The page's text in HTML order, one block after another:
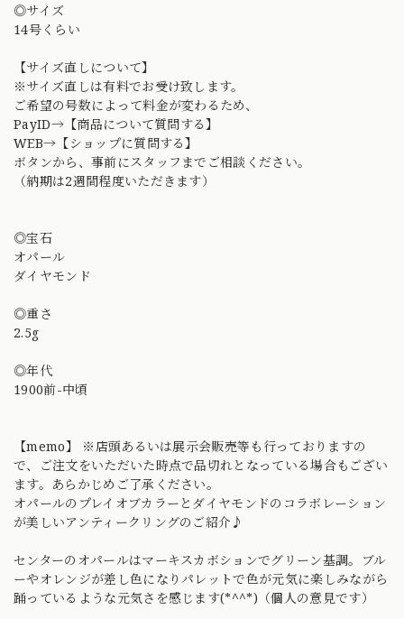
◎サイズ
14号くらい
【サイズ直しについて】
※サイズ直しは有料でお受け致します。
ご希望の号数によって料金が変わるため、
PayID→【商品について質問する】
WEB→【ショップに質問する】
ボタンから、事前にスタッフまでご相談ください。
（納期は2週間程度いただきます）
◎宝石
オパール
ダイヤモンド
◎重さ
2.5g
◎年代
1900前-中頃
【memo】 ※店頭あるいは展示会販売等も行っておりますの
で、ご注文をいただいた時点で品切れとなっている場合もござい
ます。あらかじめご了承ください。
オパールのプレイオブカラーとダイヤモンドのコラボレーション
が美しいアンティークリングのご紹介♪
センターのオパールはマーキスカボションでグリーン基調。ブル
ーやオレンジが差し色になりパレットで色が元気に楽しみながら
踊っているような元気さを感じます(*^^*)（個人の意見です）